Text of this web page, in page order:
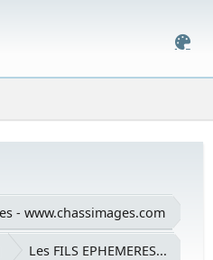
- www.chassimages.com
Les FILS EPHEMERES...